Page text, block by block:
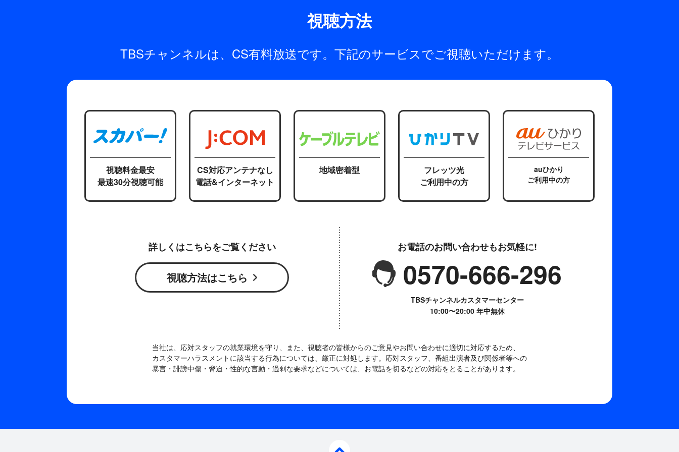
視聴方法
TBSチャンネルは、CS有料放送です。下記のサービスでご視聴いただけます。
視聴料金最安
最速30分視聴可能
CS対応アンテナなし
電話&インターネット
地域密着型
フレッツ光
ご利用中の方
auひかり
ご利用中の方
詳しくはこちらをご覧ください
視聴方法はこちら
お電話のお問い合わせもお気軽に!
0570-666-296
TBSチャンネルカスタマーセンター
10:00〜20:00 年中無休
当社は、応対スタッフの就業環境を守り、また、視聴者の皆様からのご意見やお問い合わせに適切に対応するため、
カスタマーハラスメントに該当する行為については、厳正に対処します。応対スタッフ、番組出演者及び関係者等への
暴言・誹謗中傷・脅迫・性的な言動・過剰な要求などについては、お電話を切るなどの対応をとることがあります。